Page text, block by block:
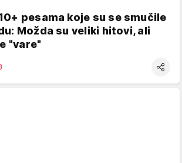
pesama koje su se smučile
Možda su veliki hitovi, ali
"vare"